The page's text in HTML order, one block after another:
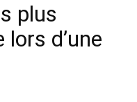
plus
d’une